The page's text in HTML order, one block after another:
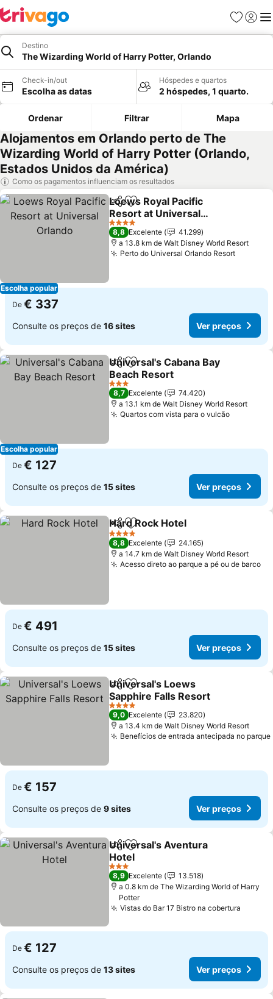
Favoritos
Iniciar
Destino
The Wizarding World of Harry Potter, Orlando
Check-in/out
Escolha as datas
Hóspedes e quartos
2 hóspedes, 1 quarto.
Ordenar Filtrar Mapa
Alojamentos em Orlando perto de The
Wizarding World of Harry Potter (Orlando,
Estados Unidos da América)
Como os pagamentos influenciam os resultados
Escolha popular
PartilharAdicionar aos favoritos
Loews Royal Pacific
Resort at Universal
Orlando
Ver preços
4 Estrelas
8,8 Excelente
41.299
a 13.8 km de Walt Disney World Resort
Perto do Universal Orlando ResortVer
De € 337
Consulte os preços de 16 sites Ver preços
Escolha popular
PartilharAdicionar aos favoritos
Universal's Cabana Bay
Beach Resort
Ver preços
3 Estrelas
8,7 Excelente
74.420
a 13.1 km de Walt Disney World Resort
Quartos com vista para o vulcãoVer
De € 127
Consulte os preços de 15 sites Ver preços
PartilharAdicionar aos favoritos
Hard Rock Hotel
4 Estrelas
8,8 Excelente
24.165
a 14.7 km de Walt Disney World Resort
Acesso direto ao parque a pé ou de barco
De € 491
Consulte os preços de 15 sites Ver preços
PartilharAdicionar aos favoritos
Universal's Loews
Sapphire Falls Resort
Ver preços
4 Estrelas
9,0 Excelente
23.820
a 13.4 km de Walt Disney World Resort
Benefícios de entrada antecipada no parque
De € 157
Consulte os preços de 9 sites Ver preços
PartilharAdicionar aos favoritos
Universal's Aventura
Hotel
Ver preços
3 Estrelas
8,9 Excelente
13.518
a 0.8 km de The Wizarding World of Harry
Potter
Vistas do Bar 17 Bistro na cobertura
De € 127
Consulte os preços de 13 sites Ver preços